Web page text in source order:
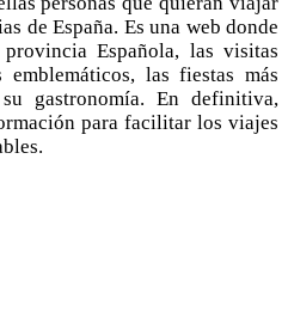
de España. Es una web donde
Española, las visitas
las fiestas más
gastronomía. En definitiva,
para facilitar los viajes